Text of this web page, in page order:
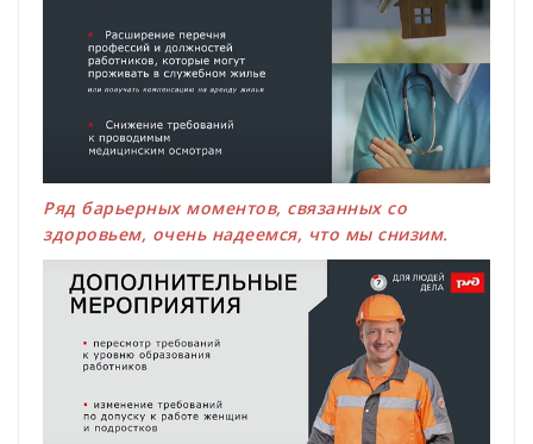
Ряд барьерных моментов, связанных со
здоровьем, очень надеемся, что мы снизим.